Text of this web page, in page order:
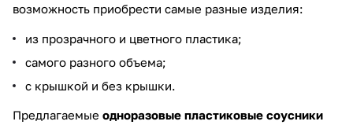
возможность приобрести самые разные изделия:
из прозрачного и цветного пластика;
самого разного объема;
с крышкой и без крышки.
Предлагаемые одноразовые пластиковые соусники